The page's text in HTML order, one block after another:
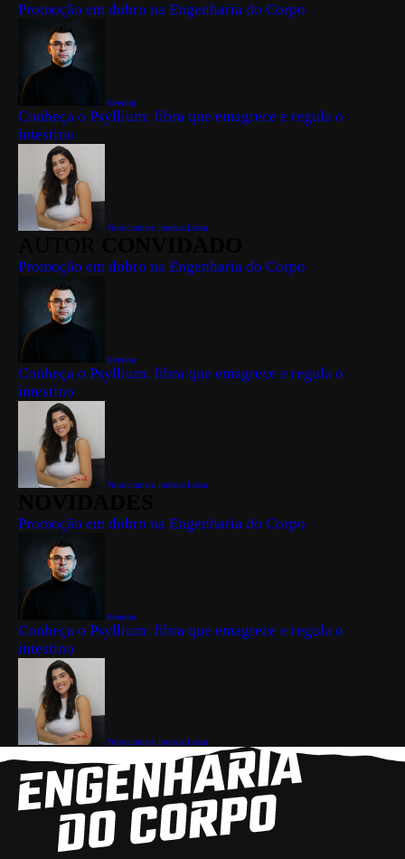
Promoção em dobro na Engenharia do Corpo
Everton
Conheça o Psyllium: fibra que emagrece e regula o
intestino
Nutricionista Jordana Lessa
Promoção em dobro na Engenharia do Corpo
Everton
Conheça o Psyllium: fibra que emagrece e regula o
intestino
Nutricionista Jordana Lessa
Promoção em dobro na Engenharia do Corpo
Everton
Conheça o Psyllium: fibra que emagrece e regula o
intestino
Nutricionista Jordana Lessa